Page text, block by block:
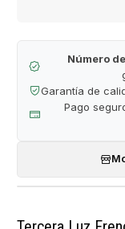
Número
Garantía de
Pago